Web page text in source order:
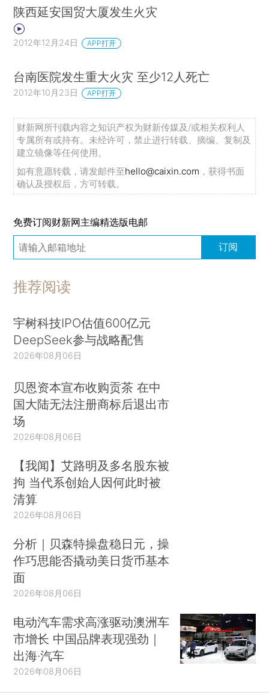
陕西延安国贸大厦发生火灾
2012年12月24日 APP打开
台南医院发生重大火灾 至少12人死亡
2012年10月23日 APP打开
财新网所刊载内容之知识产权为财新传媒及/或相关权利人
专属所有或持有。未经许可，禁止进行转载、摘编、复制及
建立镜像等任何使用。
如有意愿转载，请发邮件至hello@caixin.com ，获得书面
确认及授权后，方可转载。
免费订阅财新网主编精选版电邮
订阅
推荐阅读
宇树科技IPO估值600亿元
DeepSeek参与战略配售
2026年08月06日
贝恩资本宣布收购贡茶 在中
国大陆无法注册商标后退出市
场
2026年08月06日
【我闻】艾路明及多名股东被
拘 当代系创始人因何此时被
清算
2026年08月06日
分析｜贝森特操盘稳日元，操
作巧思能否撬动美日货币基本
面
2026年08月06日
电动汽车需求高涨驱动澳洲车
市增长 中国品牌表现强劲｜
出海·汽车
2026年08月06日